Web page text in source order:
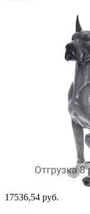
17536,54 руб.